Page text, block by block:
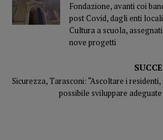
Fondazione, avanti coi
post Covid, dagli enti
Cultura a scuola,
nove progetti
Sicurezza, Tarasconi: “Ascoltare i
possibile sviluppare